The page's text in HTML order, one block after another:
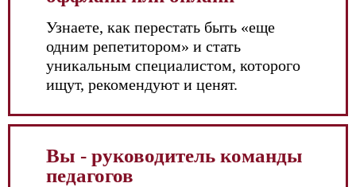
Узнаете, как перестать быть «еще
одним репетитором» и стать
уникальным специалистом, которого
ищут, рекомендуют и ценят.
Вы - руководитель команды
педагогов